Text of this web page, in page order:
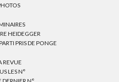
HEIDEGGER
PRIS DE PONGE
REVUE
LES N°